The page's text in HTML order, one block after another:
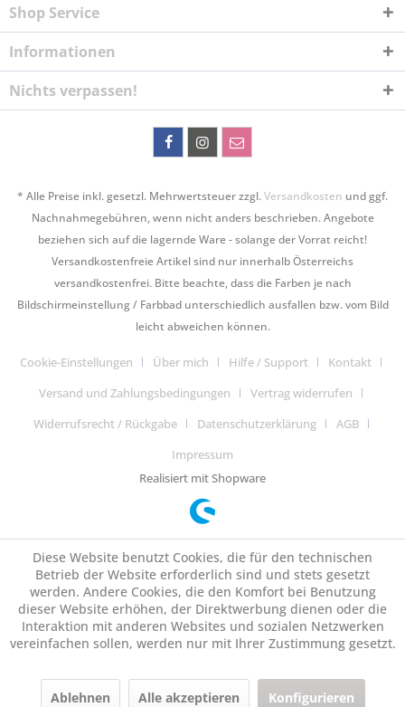
Shop Service
Informationen
Nichts verpassen!
* Alle Preise inkl. gesetzl. Mehrwertsteuer zzgl.Versandkosten und ggf.
Nachnahmegebühren, wenn nicht anders beschrieben. Angebote
beziehen sich auf die lagernde Ware - solange der Vorrat reicht!
Versandkostenfreie Artikel sind nur innerhalb Österreichs
versandkostenfrei. Bitte beachte, dass die Farben je nach
Bildschirmeinstellung / Farbbad unterschiedlich ausfallen bzw. vom Bild
leicht abweichen können.
Cookie-Einstellungen Über mich Hilfe / Support
Kontakt
Versand und Zahlungsbedingungen
Vertrag widerrufen
Widerrufsrecht / Rückgabe
Datenschutzerklärung
AGB
Impressum
Realisiert mit Shopware
Diese Website benutzt Cookies, die für den technischen
Betrieb der Website erforderlich sind und stets gesetzt
werden. Andere Cookies, die den Komfort bei Benutzung
dieser Website erhöhen, der Direktwerbung dienen oder die
Interaktion mit anderen Websites und sozialen Netzwerken
vereinfachen sollen, werden nur mit Ihrer Zustimmung gesetzt.
Ablehnen Alle akzeptieren Konfigurieren